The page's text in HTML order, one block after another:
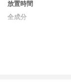
放置時間
全成分